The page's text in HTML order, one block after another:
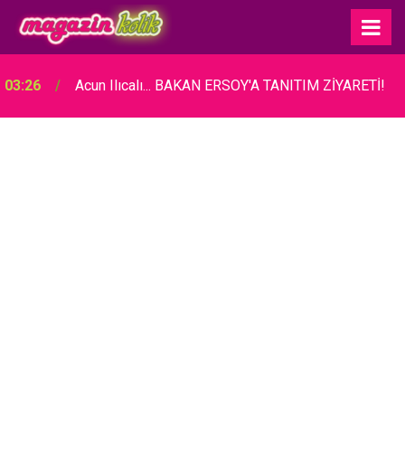
03:26 Acun Ilıcalı... BAKAN ERSOY'A TANITIM ZİYARETİ!